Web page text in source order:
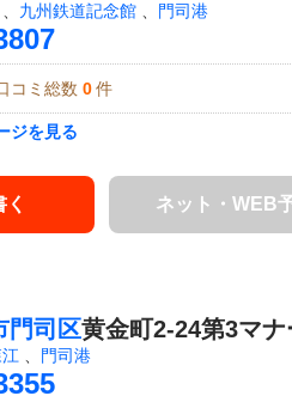
、 九州鉄道記念館 、 門司港
コミ総数 0 件
ジを見る
ネット・WEB
門司区黄金町2-24第3マ
門司港